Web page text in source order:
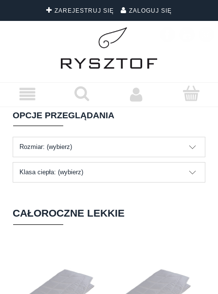
ZAREJESTRUJ SIĘ ZALOGUJ SIĘ
DARMOWA DOSTAWA WSZYSTKICH ZAMÓWIEŃ
OPCJE PRZEGLĄDANIA
Rozmiar: (wybierz)
Klasa ciepła: (wybierz)
CAŁOROCZNE LEKKIE